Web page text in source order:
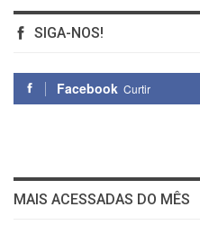
SIGA-NOS!
Facebook Curtir
MAIS ACESSADAS DO MÊS